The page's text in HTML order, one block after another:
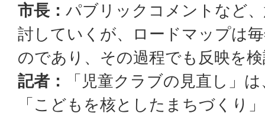
市長： パブリックコメントなど
討していくが、ロードマップは
のであり、その過程でも反映を
記者：
「児童クラブの見直し」
「こどもを核としたまちづくり